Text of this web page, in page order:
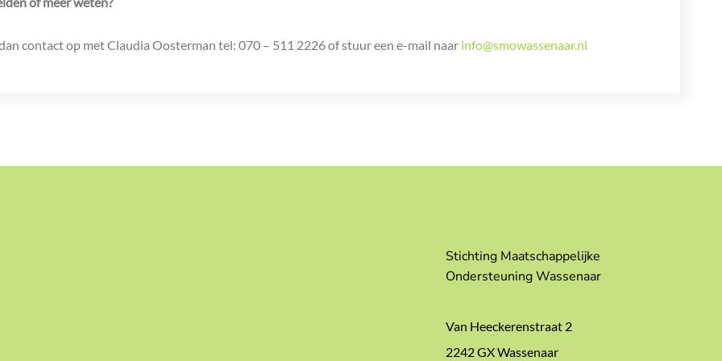
contact op met Claudia Oosterman tel: 070 – 511 2226 of stuur een e-mail naar info@smowassenaar.nl
Stichting Maatschappelijke
Ondersteuning Wassenaar
Van Heeckerenstraat 2
2242 GX Wassenaar